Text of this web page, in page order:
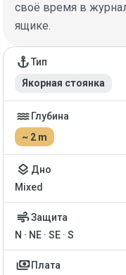
своё время в
ящике.
Детали
anchorТип
Якорная стоянка
water Глубина
~ 2 m
layers Дно
Mixed
airЗащита
N · NE · SE · S
payments Плата